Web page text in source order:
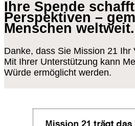
Ihre Spende schafft
Perspektiven –
Menschen weltweit.
Danke, dass Sie Mission 21 Ihr
Mit Ihrer Unterstützung kann
Würde ermöglicht werden.